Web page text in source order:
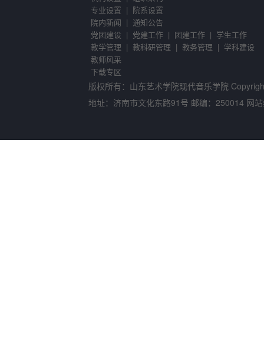
专业设置 | 院系设置
院内新闻 | 通知公告
党团建设 | 党建工作 | 团建工作 | 学生工作
教学管理 | 教科研管理 | 教务管理 | 学科建设
教师风采
下载专区
版权所有：山东艺术学院现代音乐学院
地址：济南市文化东路91号 邮编：250014 网